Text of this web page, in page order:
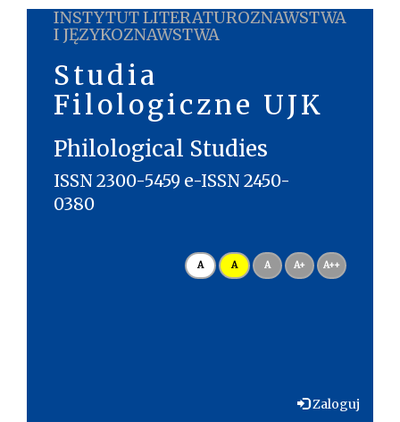
INSTYTUT LITERATUROZNAWSTWA
I JĘZYKOZNAWSTWA
Studia
Filologiczne UJK
Philological Studies
ISSN 2300-5459 e-ISSN 2450-
0380
A A A A+ A++
Zaloguj